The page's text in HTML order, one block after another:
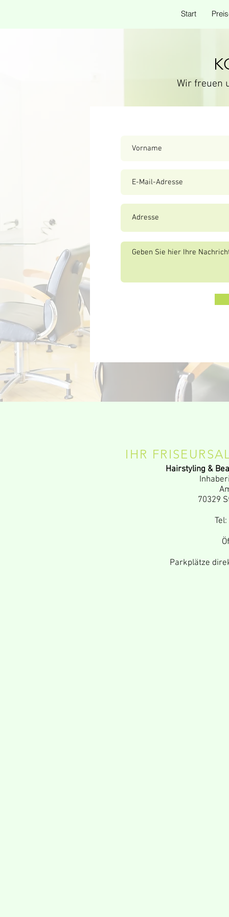
Start
Wir freuen
IHR
Hairstyling &
70329
Parkplätze